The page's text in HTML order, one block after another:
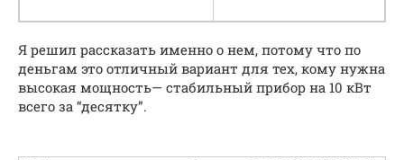
Я решил рассказать именно о нем, потому что по
деньгам это отличный вариант для тех, кому нужна
высокая мощность— стабильный прибор на 10 кВт
всего за “десятку”.